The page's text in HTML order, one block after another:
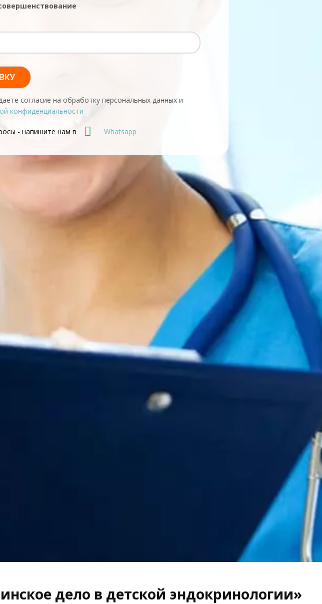
согласие на обработку персональных данных и
конфиденциальности
- напишите нам в Whatsapp
дело в детской эндокринологии»